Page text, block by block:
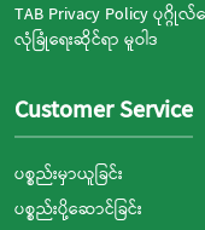
TAB Privacy Policy ပုဂ္
လုံခြုံရေးဆိုင်ရာ မူဝါဒ
Customer Service
ပစ္စည်းမှာယူခြင်း
ပစ္စည်းပို့ဆောင်ခြင်း